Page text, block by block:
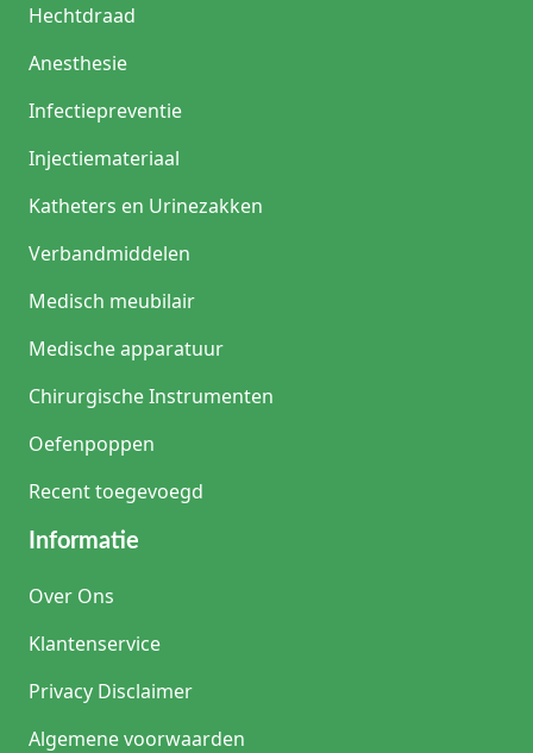
Hechtdraad
Anesthesie
Infectiepreventie
Injectiemateriaal
Katheters en Urinezakken
Verbandmiddelen
Medisch meubilair
Medische apparatuur
Chirurgische Instrumenten
Oefenpoppen
Recent toegevoegd
Informatie
Over Ons
Klantenservice
Privacy Disclaimer
Algemene voorwaarden